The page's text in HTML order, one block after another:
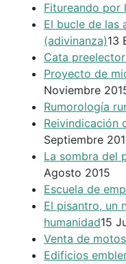
Fitureando por
El bucle de las
(adivinanza)13
Cata
Proyecto de
Noviembre
Rumorología
Reivindicación
Septiembre
La sombra del
Agosto 2015
Escuela de
El pisantro, un
humanidad15
Venta de
Edificios